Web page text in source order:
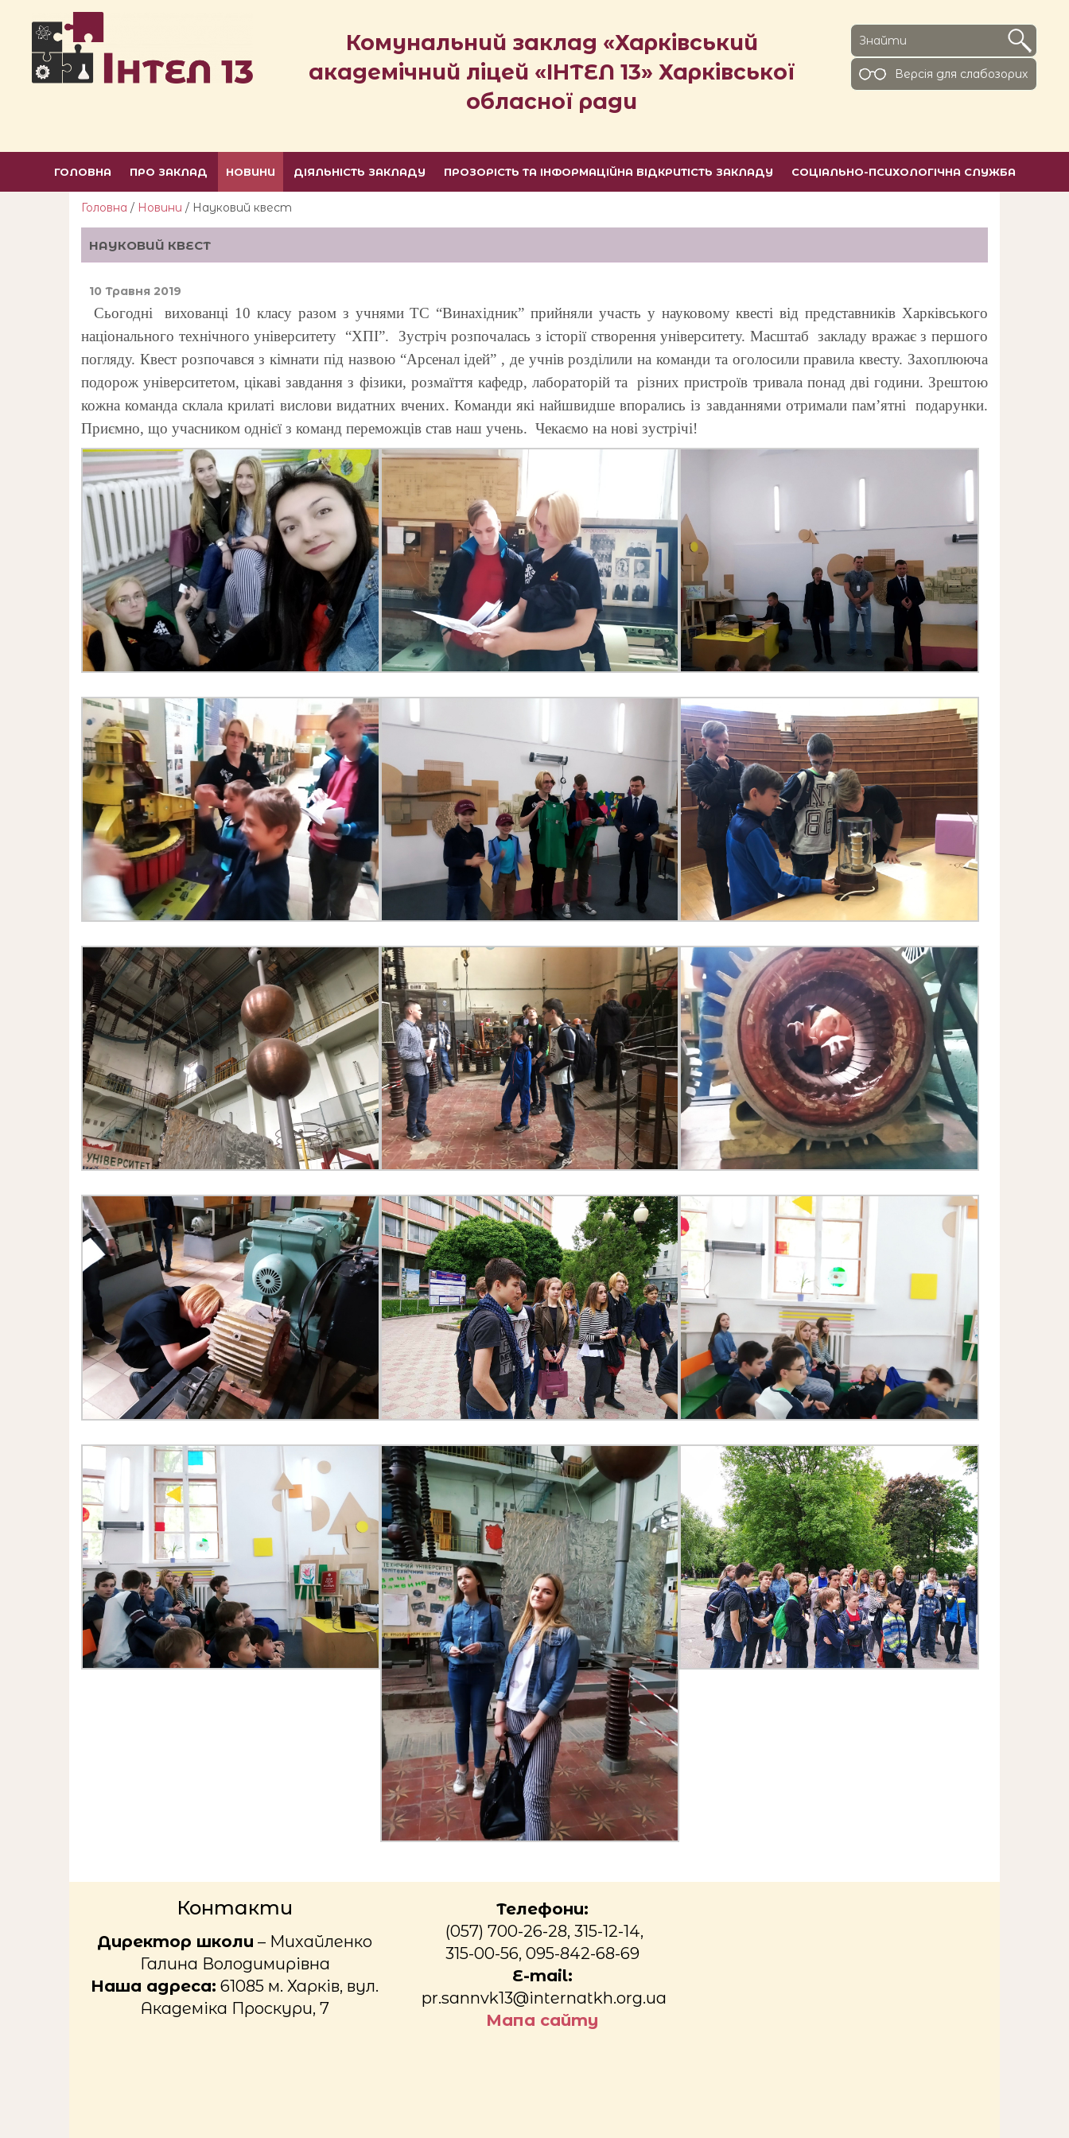
Комунальний заклад «Харківський
академічний ліцей «ІНТЕЛ 13» Харківської
обласної ради
Версiя для слабозорих
ГОЛОВНА ПРО ЗАКЛАД НОВИНИ ДІЯЛЬНІСТЬ ЗАКЛАДУ ПРОЗОРІСТЬ ТА ІНФОРМАЦІЙНА ВІДКРИТІСТЬ ЗАКЛАДУ СОЦІАЛЬНО-ПСИХОЛОГІЧНА СЛУЖБА
Головна / Новини / Науковий квест
НАУКОВИЙ КВЕСТ
10 Травня 2019
Сьогодні вихованці 10 класу разом з учнями ТС “Винахідник” прийняли участь у науковому квесті від представників Харківського
національного технічного університету “ХПІ”. Зустріч розпочалась з історії створення університету. Масштаб закладу вражає з першого
погляду. Квест розпочався з кімнати під назвою “Арсенал ідей” , де учнів розділили на команди та оголосили правила квесту. Захоплююча
подорож університетом, цікаві завдання з фізики, розмаїття кафедр, лабораторій та різних пристроїв тривала понад дві години. Зрештою
кожна команда склала крилаті вислови видатних вчених. Команди які найшвидше впорались із завданнями отримали пам’ятні подарунки.
Приємно, що учасником однієї з команд переможців став наш учень. Чекаємо на нові зустрічі!
Контакти
Директор школи – Михайленко
Галина Володимирівна
Наша адреса: 61085 м. Харків, вул.
Академіка Проскури, 7
Телефони:
(057) 700-26-28, 315-12-14,
315-00-56, 095-842-68-69
E-mail:
pr.sannvk13@internatkh.org.ua
Мапа сайту